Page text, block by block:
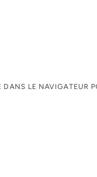
LE NAVIGATEUR